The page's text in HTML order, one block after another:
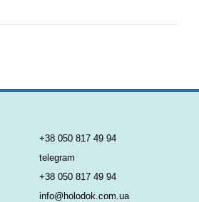
+38 050 817 49 94
telegram
+38 050 817 49 94
info@holodok.com.ua